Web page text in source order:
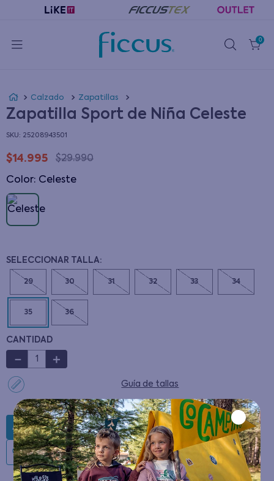
0
Calzado Zapatillas
Zapatilla Sport de Niña Celeste
: 25208943501
$14.995 $29.990
Color: celeste
29 30 31 32 33 34
35 36
CANTIDAD
＋
－
Guía de tallas
AGREGAR AL CARRITO